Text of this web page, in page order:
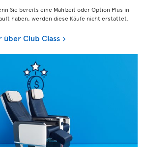
Sie bereits eine Mahlzeit oder Option Plus in
haben, werden diese Käufe nicht erstattet.
über Club Class